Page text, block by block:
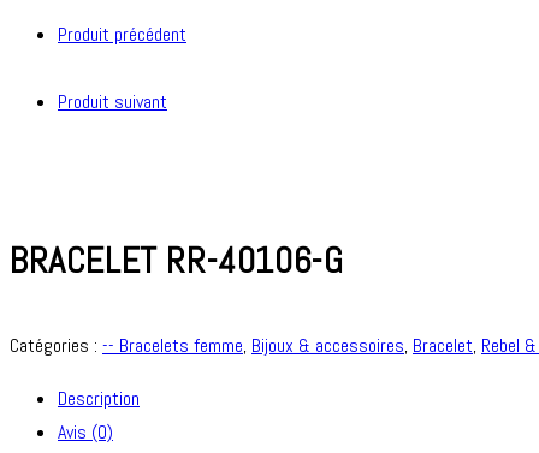
Produit précédent
Produit suivant
BRACELET RR-40106-G
Catégories : -- Bracelets femme, Bijoux & accessoires, Bracelet, Rebel
Description
Avis (0)